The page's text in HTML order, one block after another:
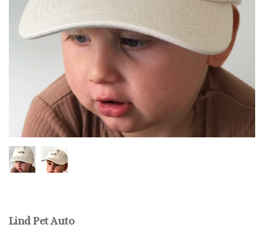
Lind Pet Auto